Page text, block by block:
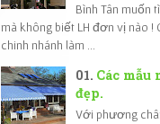
Bình Tân muốn
mà không biết LH đơn vị nào
chinh nhánh làm ...
Các
đẹp.
Với phương